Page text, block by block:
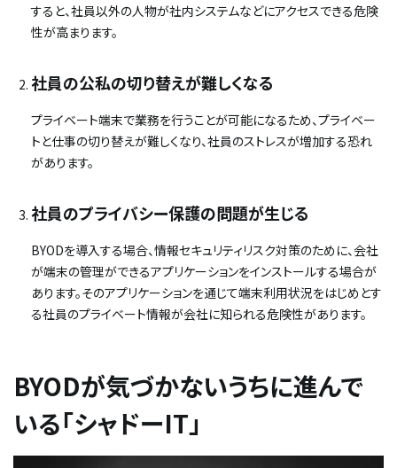
すると、社員以外の人物が社内システムなどにアクセスできる危険
性が高まります。
社員の公私の切り替えが難しくなる
プライベート端末で業務を行うことが可能になるため、プライベー
トと仕事の切り替えが難しくなり、社員のストレスが増加する恐れ
があります。
社員のプライバシー保護の問題が生じる
BYODを導入する場合、情報セキュリティリスク対策のために、会社
が端末の管理ができるアプリケーションをインストールする場合が
あります。そのアプリケーションを通じて端末利用状況をはじめとす
る社員のプライベート情報が会社に知られる危険性があります。
BYODが気づかないうちに進んで
いる「シャドーIT」